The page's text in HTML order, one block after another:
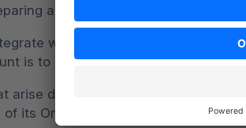
and setting up the product
with Shopware Multichannel
is to be defined and agreed on
arise during the onboarding shall
its Onboarding Support, additional